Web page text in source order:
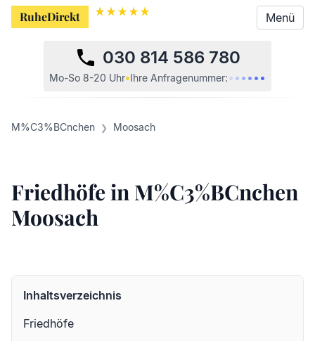
RuheDirekt Menü
030 814 586 780
Mo-So 8-20 Uhr•Ihre Anfragenummer:• • • • • •
M%C3%BCnchen Moosach
Friedhöfe in M%C3%BCnchen
Moosach
Inhaltsverzeichnis
Friedhöfe